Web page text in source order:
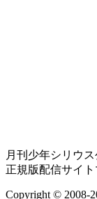
月刊少年シリウ
正規版配信サイ
Copyright © 2008-